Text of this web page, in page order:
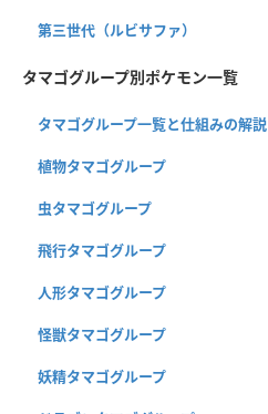
第三世代（ルビサファ）
タマゴグループ別ポケモン一覧
タマゴグループ一覧と仕組みの解説
植物タマゴグループ
虫タマゴグループ
飛行タマゴグループ
人形タマゴグループ
怪獣タマゴグループ
妖精タマゴグループ